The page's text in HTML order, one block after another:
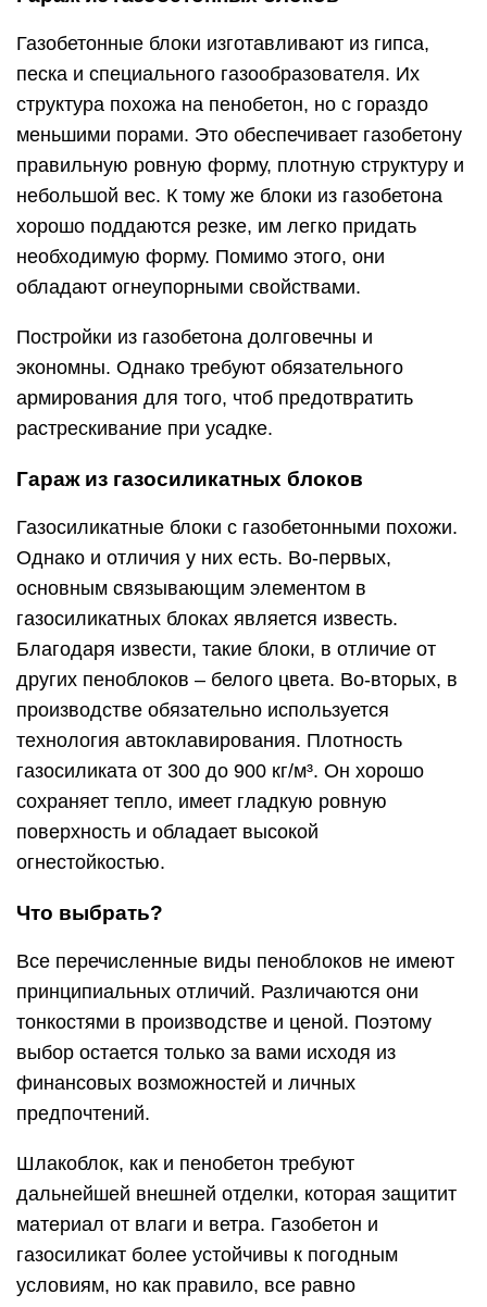
Газобетонные блоки изготавливают из гипса,
песка и специального газообразователя. Их
структура похожа на пенобетон, но с гораздо
меньшими порами. Это обеспечивает газобетону
правильную ровную форму, плотную структуру и
небольшой вес. К тому же блоки из газобетона
хорошо поддаются резке, им легко придать
необходимую форму. Помимо этого, они
обладают огнеупорными свойствами.
Постройки из газобетона долговечны и
экономны. Однако требуют обязательного
армирования для того, чтоб предотвратить
растрескивание при усадке.
Гараж из газосиликатных блоков
Газосиликатные блоки с газобетонными похожи.
Однако и отличия у них есть. Во-первых,
основным связывающим элементом в
газосиликатных блоках является известь.
Благодаря извести, такие блоки, в отличие от
других пеноблоков – белого цвета. Во-вторых, в
производстве обязательно используется
технология автоклавирования. Плотность
газосиликата от 300 до 900 кг/м³. Он хорошо
сохраняет тепло, имеет гладкую ровную
поверхность и обладает высокой
огнестойкостью.
Что выбрать?
Все перечисленные виды пеноблоков не имеют
принципиальных отличий. Различаются они
тонкостями в производстве и ценой. Поэтому
выбор остается только за вами исходя из
финансовых возможностей и личных
предпочтений.
Шлакоблок, как и пенобетон требуют
дальнейшей внешней отделки, которая защитит
материал от влаги и ветра. Газобетон и
газосиликат более устойчивы к погодным
условиям, но как правило, все равно